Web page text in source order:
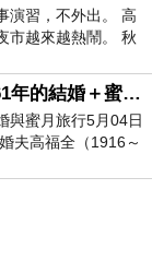
演習，不外出。 高
市越來越熱鬧。 秋
。
AI「曼波女郎」葛蘭1961年的結婚＋蜜月旅行 #戀上老電影 #葛蘭 #粟子
與蜜月旅行5月04日
夫高福全（1916～
英國倫敦St.S